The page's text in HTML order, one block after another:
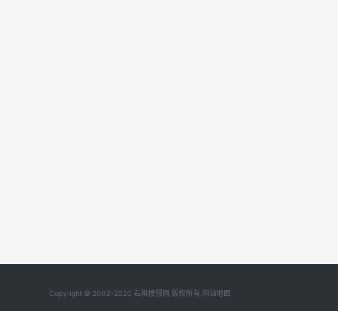
Copyright © 2002-2020 右旗搜服网 版权所有 网站地图